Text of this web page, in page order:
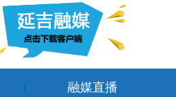
融媒直播